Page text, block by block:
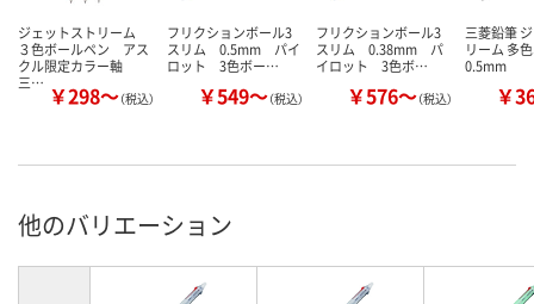
ジェットストリーム
３色ボールペン アス
クル限定カラー軸
三… ￥298～（税込）
フリクションボール3
スリム 0.5mm パイ
ロット 3色ボー…
￥549～（税込）
フリクションボール3
スリム 0.38mm パ
イロット 3色ボ…
￥576～（税込）
三菱鉛筆
リーム 多
0.5mm
￥
他のバリエーション